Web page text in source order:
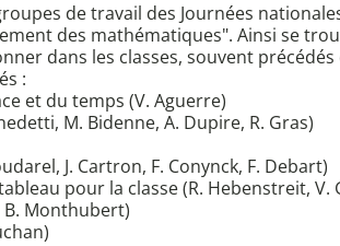
de travail des Journées
des mathématiques". Ainsi se
dans les classes, souvent
:
et du temps (V. Aguerre)
M. Bidenne, A. Dupire, R. Gras)
J. Cartron, F. Conynck, F. Debart)
pour la classe (R. Hebenstreit, V.
B. Monthubert)